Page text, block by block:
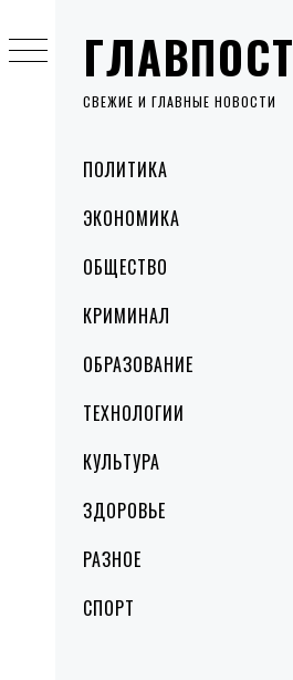
ГЛАВПОСТ
СВЕЖИЕ И ГЛАВНЫЕ НОВОСТИ
MenuПОЛИТИКА
ЭКОНОМИКА
ОБЩЕСТВО
КРИМИНАЛ
ОБРАЗОВАНИЕ
ТЕХНОЛОГИИ
КУЛЬТУРА
ЗДОРОВЬЕ
РАЗНОЕ
СПОРТ
to
content